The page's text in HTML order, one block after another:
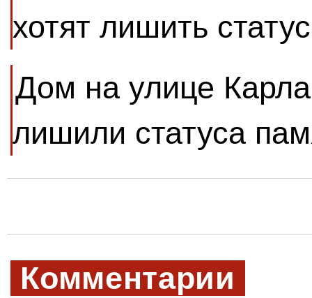
хотят лишить
Дом на улице
лишили статуса
Комментарии